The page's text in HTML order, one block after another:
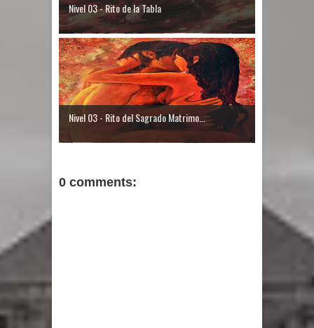
Nivel 03 - Rito de la Tabla
Nivel 03 - Rito del Sagrado Matrimo...
0 comments: